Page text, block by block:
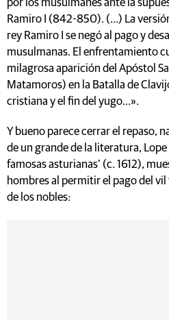
por los musulmanes ante la
Ramiro I (842-850). (...) La
rey Ramiro I se negó al pago y
musulmanas. El enfrentamiento
milagrosa aparición del Apóstol
Matamoros) en la Batalla de
cristiana y el fin del yugo...».
Y bueno parece cerrar el repaso,
de un grande de la literatura, Lope
famosas asturianas’ (c. 1612),
hombres al permitir el pago del
de los nobles: